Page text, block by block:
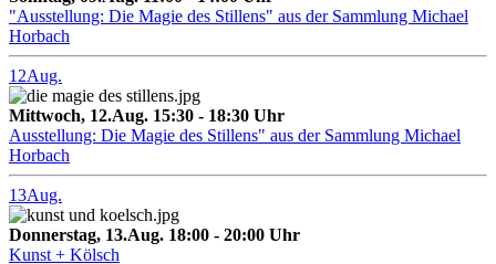
"Ausstellung: Die Magie des Stillens" aus der Sammlung Michael
Horbach
12Aug.
Mittwoch, 12.Aug. 15:30 - 18:30 Uhr
Ausstellung: Die Magie des Stillens" aus der Sammlung Michael
Horbach
13Aug.
Donnerstag, 13.Aug. 18:00 - 20:00 Uhr
Kunst + Kölsch